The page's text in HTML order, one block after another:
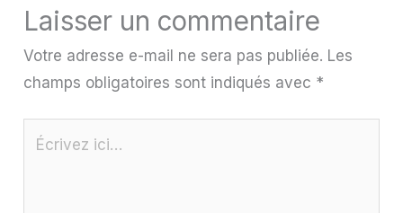
Laisser un commentaire
Votre adresse e-mail ne sera pas publiée. Les
champs obligatoires sont indiqués avec *
Écrivez